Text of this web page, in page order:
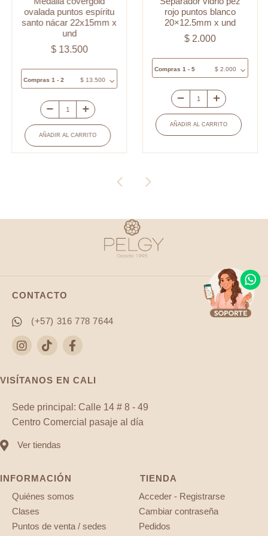
ovalada puntos espíritu
santo nácar 22x15mm x
und
$13.500
Compras 1 - 2 $13.500
Medalla
covergold
ovalada
22x15mm
AÑADIR AL CARRITO
rojo puntos blanco
20×12.5mm x und
$2.000
Compras 1 - 5 $2.000
Separador
vidrio
pez
rojo
AÑADIR AL CARRITO
CONTACTO
(+57) 316 778 7644
VISÍTANOS EN CALI
Sede principal: Calle 14 # 8 - 49
Centro Comercial pasaje al día
Ver tiendas
INFORMACIÓN
Quiénes somos
Clases
Puntos de venta / sedes
TIENDA
Acceder - Registrarse
Cambiar contraseña
Pedidos